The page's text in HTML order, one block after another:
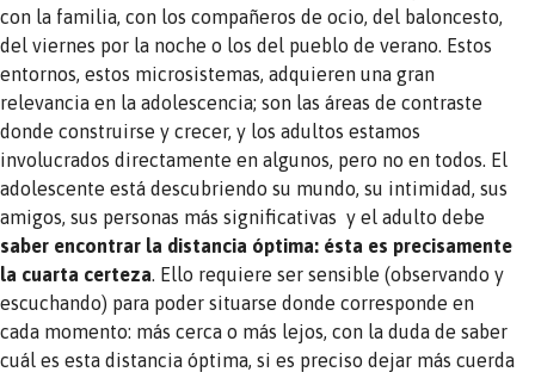
con la familia, con los compañeros de ocio, del baloncesto,
del viernes por la noche o los del pueblo de verano. Estos
entornos, estos microsistemas, adquieren una gran
relevancia en la adolescencia; son las áreas de contraste
donde construirse y crecer, y los adultos estamos
involucrados directamente en algunos, pero no en todos. El
adolescente está descubriendo su mundo, su intimidad, sus
amigos, sus personas más significativas y el adulto debe
saber encontrar la distancia óptima: ésta es precisamente
la cuarta certeza . Ello requiere ser sensible (observando y
escuchando) para poder situarse donde corresponde en
cada momento: más cerca o más lejos, con la duda de saber
cuál es esta distancia óptima, si es preciso dejar más cuerda